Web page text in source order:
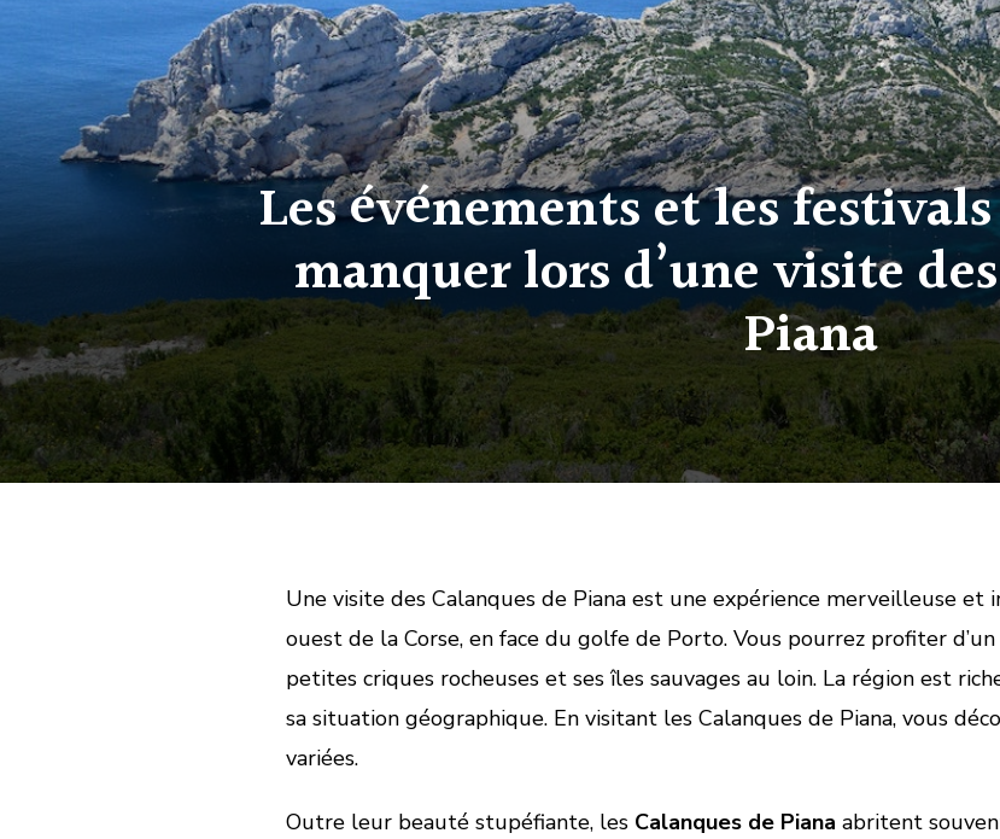
Les événements et les
manquer lors d’une visite
Piana
Une visite des Calanques de Piana est une expérience merveilleuse
ouest de la Corse, en face du golfe de Porto. Vous pourrez profiter
petites criques rocheuses et ses îles sauvages au loin. La région est
sa situation géographique. En visitant les Calanques de Piana, vous
variées.
Outre leur beauté stupéfiante, les Calanques de Piana abritent